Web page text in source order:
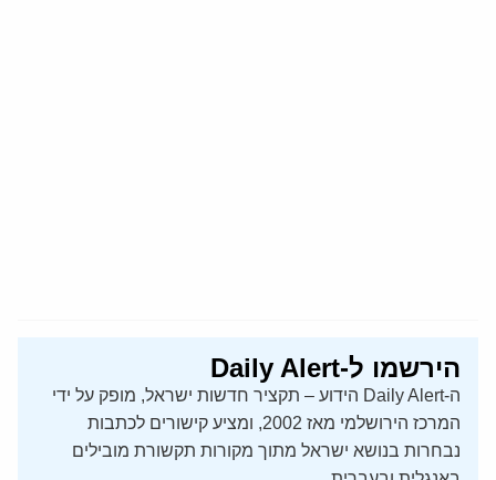
הירשמו ל-Daily Alert
ה-Daily Alert הידוע – תקציר חדשות ישראל, מופק על ידי
המרכז הירושלמי מאז 2002, ומציע קישורים לכתבות
נבחרות בנושא ישראל מתוך מקורות תקשורת מובילים